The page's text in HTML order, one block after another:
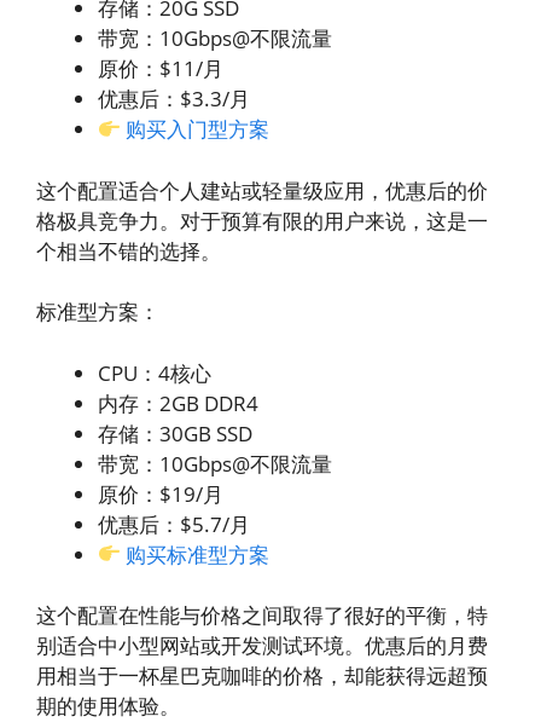
存储：20G SSD
带宽：10Gbps@不限流量
原价：$11/月
优惠后：$3.3/月
购买入门型方案
这个配置适合个人建站或轻量级应用，优惠后的价
格极具竞争力。对于预算有限的用户来说，这是一
个相当不错的选择。
标准型方案：
CPU：4核心
内存：2GB DDR4
存储：30GB SSD
带宽：10Gbps@不限流量
原价：$19/月
优惠后：$5.7/月
购买标准型方案
这个配置在性能与价格之间取得了很好的平衡，特
别适合中小型网站或开发测试环境。优惠后的月费
用相当于一杯星巴克咖啡的价格，却能获得远超预
期的使用体验。